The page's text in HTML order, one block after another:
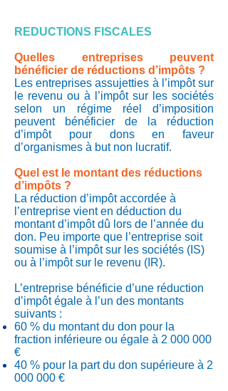
REDUCTIONS FISCALES
Quelles entreprises peuvent
bénéficier de réductions d’impôts ?
Les entreprises assujetties à l’impôt sur
le revenu ou à l’impôt sur les sociétés
selon un régime réel d’imposition
peuvent bénéficier de la réduction
d’impôt pour dons en faveur
d’organismes à but non lucratif.
Quel est le montant des réductions
d’impôts ?
La réduction d’impôt accordée à
l’entreprise vient en déduction du
montant d’impôt dû lors de l’année du
don. Peu importe que l’entreprise soit
soumise à l’impôt sur les sociétés (IS)
ou à l’impôt sur le revenu (IR).
L’entreprise bénéficie d’une réduction
d’impôt égale à l’un des montants
suivants :
60 % du montant du don pour la
fraction inférieure ou égale à 2 000 000
€
40 % pour la part du don supérieure à 2
000 000 €